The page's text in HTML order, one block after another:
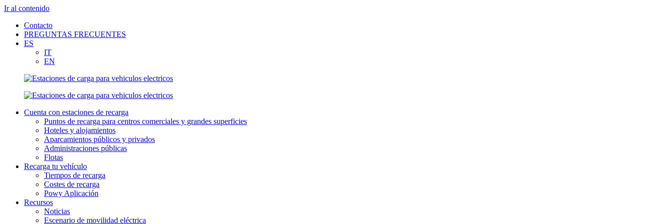
Ir al contenido
Contacto
PREGUNTAS FRECUENTES
ES
IT
EN
Cuenta con estaciones de recarga
Puntos de recarga para centros comerciales y grandes superficies
Hoteles y alojamientos
Aparcamientos públicos y privados
Administraciones públicas
Flotas
Recarga tu vehículo
Tiempos de recarga
Costes de recarga
Powy Aplicación
Recursos
Noticias
Escenario de movilidad eléctrica